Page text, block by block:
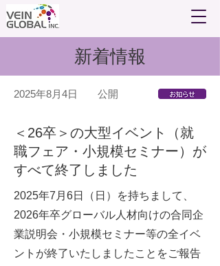
新着情報
2025年8月4日 公開
＜26卒＞の大型イベント（就
職フェア・小規模セミナー）が
すべて終了しました
2025年7月6日（日）を持ちまして、
2026年卒グローバル人材向けの合同企
業説明会・小規模セミナー等の全イベ
ントが終了いたしましたことをご報告